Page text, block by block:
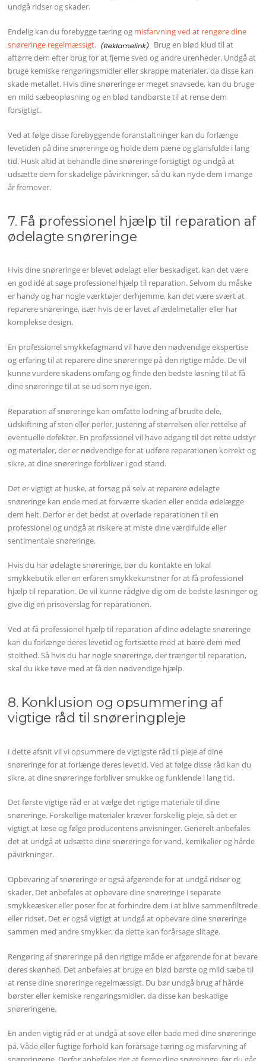
undgå ridser og skader.
Endelig kan du forebygge tæring og misfarvning ved at rengøre dine
snøreringe regelmæssigt.
Brug en blød klud til at
aftørre dem efter brug for at fjerne sved og andre urenheder. Undgå at
bruge kemiske rengøringsmidler eller skrappe materialer, da disse kan
skade metallet. Hvis dine snøreringe er meget snavsede, kan du bruge
en mild sæbeopløsning og en blød tandbørste til at rense dem
forsigtigt.
Ved at følge disse forebyggende foranstaltninger kan du forlænge
levetiden på dine snøreringe og holde dem pæne og glansfulde i lang
tid. Husk altid at behandle dine snøreringe forsigtigt og undgå at
udsætte dem for skadelige påvirkninger, så du kan nyde dem i mange
år fremover.
7. Få professionel hjælp til reparation af
ødelagte snøreringe
Hvis dine snøreringe er blevet ødelagt eller beskadiget, kan det være
en god idé at søge professionel hjælp til reparation. Selvom du måske
er handy og har nogle værktøjer derhjemme, kan det være svært at
reparere snøreringe, især hvis de er lavet af ædelmetaller eller har
komplekse design.
En professionel smykkefagmand vil have den nødvendige ekspertise
og erfaring til at reparere dine snøreringe på den rigtige måde. De vil
kunne vurdere skadens omfang og finde den bedste løsning til at få
dine snøreringe til at se ud som nye igen.
Reparation af snøreringe kan omfatte lodning af brudte dele,
udskiftning af sten eller perler, justering af størrelsen eller rettelse af
eventuelle defekter. En professionel vil have adgang til det rette udstyr
og materialer, der er nødvendige for at udføre reparationen korrekt og
sikre, at dine snøreringe forbliver i god stand.
Det er vigtigt at huske, at forsøg på selv at reparere ødelagte
snøreringe kan ende med at forværre skaden eller endda ødelægge
dem helt. Derfor er det bedst at overlade reparationen til en
professionel og undgå at risikere at miste dine værdifulde eller
sentimentale snøreringe.
Hvis du har ødelagte snøreringe, bør du kontakte en lokal
smykkebutik eller en erfaren smykkekunstner for at få professionel
hjælp til reparation. De vil kunne rådgive dig om de bedste løsninger og
give dig en prisoverslag for reparationen.
Ved at få professionel hjælp til reparation af dine ødelagte snøreringe
kan du forlænge deres levetid og fortsætte med at bære dem med
stolthed. Så hvis du har nogle snøreringe, der trænger til reparation,
skal du ikke tøve med at få den nødvendige hjælp.
8. Konklusion og opsummering af
vigtige råd til snøreringpleje
I dette afsnit vil vi opsummere de vigtigste råd til pleje af dine
snøreringe for at forlænge deres levetid. Ved at følge disse råd kan du
sikre, at dine snøreringe forbliver smukke og funklende i lang tid.
Det første vigtige råd er at vælge det rigtige materiale til dine
snøreringe. Forskellige materialer kræver forskellig pleje, så det er
vigtigt at læse og følge producentens anvisninger. Generelt anbefales
det at undgå at udsætte dine snøreringe for vand, kemikalier og hårde
påvirkninger.
Opbevaring af snøreringe er også afgørende for at undgå ridser og
skader. Det anbefales at opbevare dine snøreringe i separate
smykkeæsker eller poser for at forhindre dem i at blive sammenfiltrede
eller ridset. Det er også vigtigt at undgå at opbevare dine snøreringe
sammen med andre smykker, da dette kan forårsage slitage.
Rengøring af snøreringe på den rigtige måde er afgørende for at bevare
deres skønhed. Det anbefales at bruge en blød børste og mild sæbe til
at rense dine snøreringe regelmæssigt. Du bør undgå brug af hårde
børster eller kemiske rengøringsmidler, da disse kan beskadige
snøreringene.
En anden vigtig råd er at undgå at sove eller bade med dine snøreringe
på. Våde eller fugtige forhold kan forårsage tæring og misfarvning af